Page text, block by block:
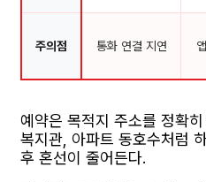
주의점 통화 연결 지연
예약은 목적지 주소를 정확
복지관, 아파트 동호수처럼
후 혼선이 줄어든다.